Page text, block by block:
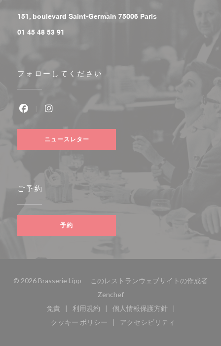
151, boulevard Saint-Germain 75006 Paris
01 45 48 53 91
フォローしてください
ニュースレター
ご予約
予約
© 2026 Brasserie Lipp — このレストランウェブサイトの作成者
Zenchef((新しいウィンドウで開きます))
免責
((新しいウィンドウで開きます))
利用規約
((新しいウィンドウで開きます))
個人情報保護方針
((新しいウィンドウで開
クッキー ポリシー
((新しいウィンドウで開きます))
アクセシビリティ
((新しいウィンドウで